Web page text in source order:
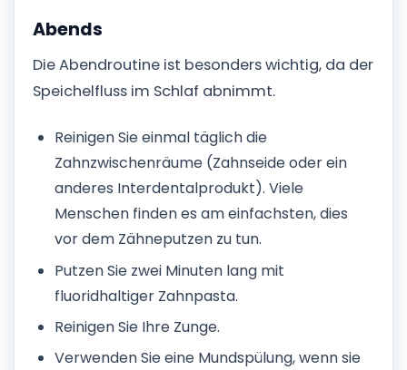
Abends
Die Abendroutine ist besonders wichtig, da der
Speichelfluss im Schlaf abnimmt.
Reinigen Sie einmal täglich die
Zahnzwischenräume (Zahnseide oder ein
anderes Interdentalprodukt). Viele
Menschen finden es am einfachsten, dies
vor dem Zähneputzen zu tun.
Putzen Sie zwei Minuten lang mit
fluoridhaltiger Zahnpasta.
Reinigen Sie Ihre Zunge.
Verwenden Sie eine Mundspülung, wenn sie